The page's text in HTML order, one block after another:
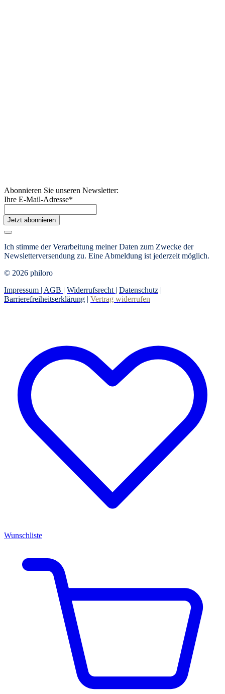
Abonnieren Sie unseren Newsletter:
Ihre E-Mail-Adresse*
Jetzt abonnieren
Ich stimme der Verarbeitung meiner Daten zum Zwecke der
Newsletterversendung zu. Eine Abmeldung ist jederzeit möglich.
© 2026 philoro
Impressum | AGB | Widerrufsrecht | Datenschutz |
Barrierefreiheitserklärung | Vertrag widerrufen
Wunschliste